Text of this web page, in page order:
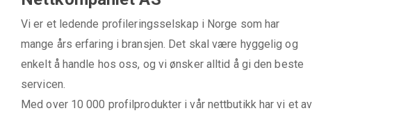
Vi er et ledende profileringsselskap i Norge som har
mange års erfaring i bransjen. Det skal være hyggelig og
enkelt å handle hos oss, og vi ønsker alltid å gi den beste
servicen.
Med over 10 000 profilprodukter i vår nettbutikk har vi et av